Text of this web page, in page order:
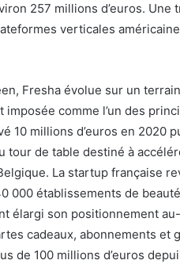
257 millions d’euros. Une
verticales
Fresha évolue sur un
imposée comme l’un des
10 millions d’euros en 2020
tour de table destiné à
La startup française
000 établissements de
élargi son positionnement
cadeaux, abonnements et
de 100 millions d’euros